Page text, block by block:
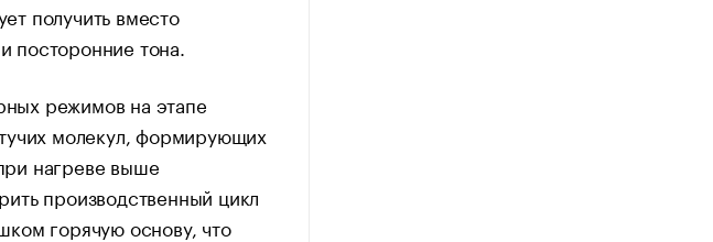
получить вместо
посторонние тона.
режимов на этапе
молекул, формирующих
нагреве выше
производственный цикл
горячую основу, что